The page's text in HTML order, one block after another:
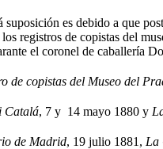
suposición es debido a que
registros de copistas del
el coronel de caballería
de copistas del Museo del
Catalá, 7 y 14 mayo 1880 y
de Madrid, 19 julio 1881, La